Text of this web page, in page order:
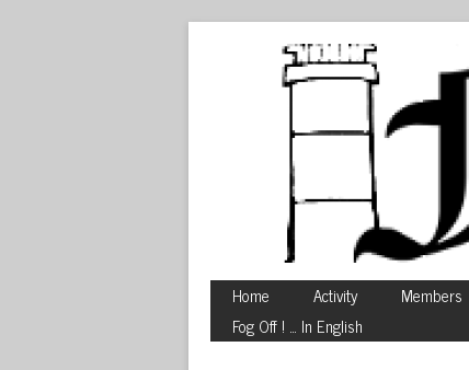
Home Activity Members
Fog Off ! … In English